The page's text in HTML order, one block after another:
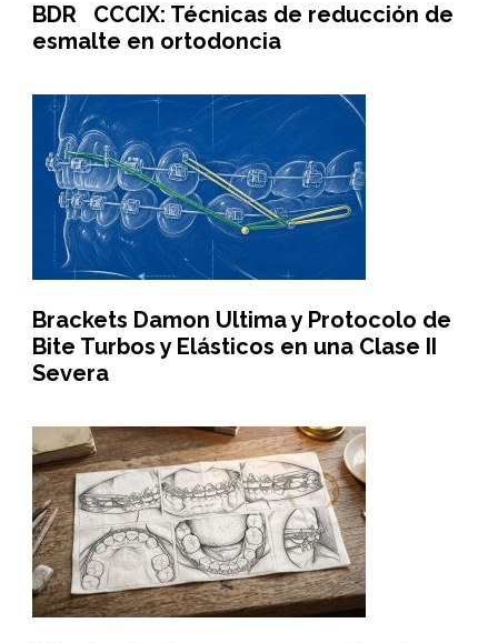
BDR CCCIX: Técnicas de reducción de
esmalte en ortodoncia
Brackets Damon Ultima y Protocolo de
Bite Turbos y Elásticos en una Clase II
Severa